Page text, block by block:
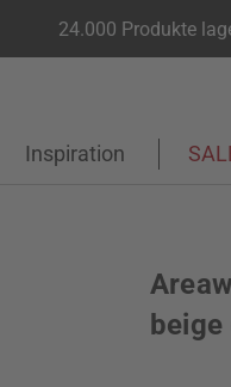
24.000 Produkte
Inspiration